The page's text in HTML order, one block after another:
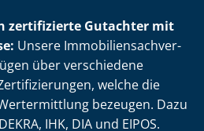
zertifizierte Gutachter mit
Unsere Im­mo­bi­li­en­sach­ver­
über verschiedene
welche die
bezeugen. Dazu
IHK, DIA und EIPOS.